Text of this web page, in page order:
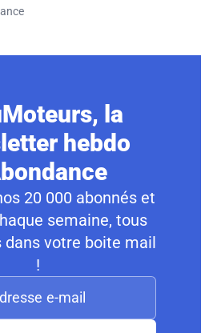
la
hebdo
20 000 abonnés et
semaine, tous
dans votre boite mail
!